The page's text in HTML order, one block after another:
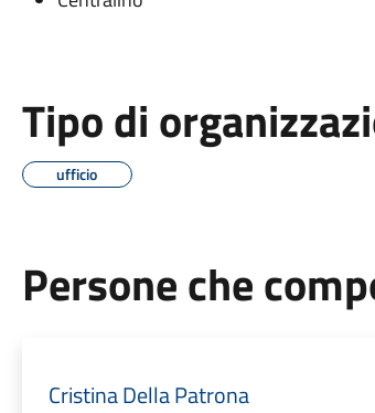
Tipo di
ufficio
Persone che
Cristina Della Patrona